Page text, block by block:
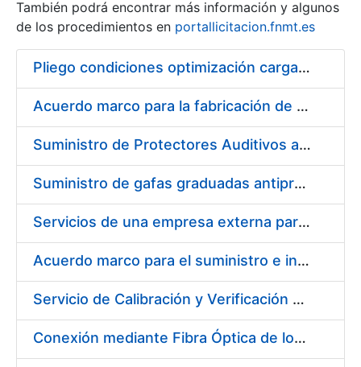
Mostrar/Ocultar
También podrá encontrar más información y algunos
de los procedimientos en portallicitacion.fnmt.es
Pliego condiciones optimización cargas compras firmado
Acuerdo marco para la fabricación de piezas
Suministro de Protectores Auditivos a medida para las personas trabajadoras de los Centros de Trabajo de Madrid y Burgos
Suministro de gafas graduadas antiproyecciones para los trabajadores de la FNMT-RCM en los centros de trabajo de Madrid y Burgos
Servicios de una empresa externa para el asesoramiento y resolución de los recursos de alzada que se presentan relacionados con procesos de selección para la FNMT-RCM
Acuerdo marco para el suministro e instalación de persianas, estores y otros complementos
Servicio de Calibración y Verificación Externa de los Equipos de Medición del Servicio de Prevención de la FNMT-RCM
Conexión mediante Fibra Óptica de los Centros de Proceso de Datos (CPDs) de las sedes de la FNMT-RCM de Burgos y Madrid